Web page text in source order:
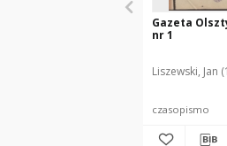
Gazeta
nr 1
Liszewski, Jan
czasopismo